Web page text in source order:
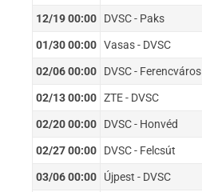
12/19 00:00 DVSC - Paks
01/30 00:00 Vasas - DVSC
02/06 00:00 DVSC - Ferencváros
02/13 00:00 ZTE - DVSC
02/20 00:00 DVSC - Honvéd
02/27 00:00 DVSC - Felcsút
03/06 00:00 Újpest - DVSC